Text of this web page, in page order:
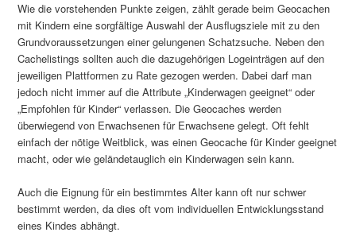
Wie die vorstehenden Punkte zeigen, zählt gerade beim Geocachen
mit Kindern eine sorgfältige Auswahl der Ausflugsziele mit zu den
Grundvoraussetzungen einer gelungenen Schatzsuche. Neben den
Cachelistings sollten auch die dazugehörigen Logeinträgen auf den
jeweiligen Plattformen zu Rate gezogen werden. Dabei darf man
jedoch nicht immer auf die Attribute „Kinderwagen geeignet“ oder
„Empfohlen für Kinder“ verlassen. Die Geocaches werden
überwiegend von Erwachsenen für Erwachsene gelegt. Oft fehlt
einfach der nötige Weitblick, was einen Geocache für Kinder geeignet
macht, oder wie geländetauglich ein Kinderwagen sein kann.
Auch die Eignung für ein bestimmtes Alter kann oft nur schwer
bestimmt werden, da dies oft vom individuellen Entwicklungsstand
eines Kindes abhängt.